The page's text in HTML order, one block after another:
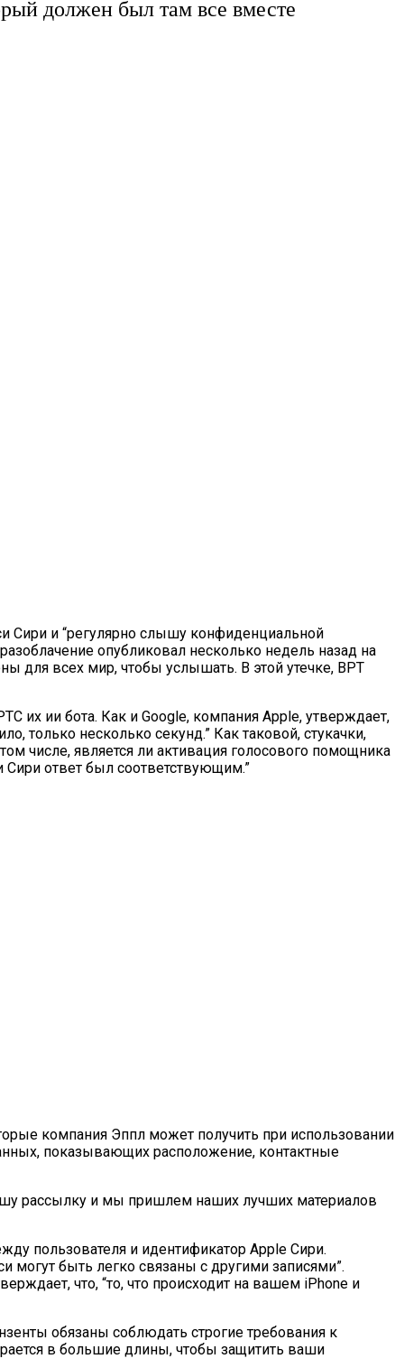
должен был там все вместе
Сири и “регулярно слышу конфиденциальной
опубликовал несколько недель назад на
для всех мир, чтобы услышать. В этой утечке, ВРТ
ии бота. Как и Google, компания Apple, утверждает,
только несколько секунд.” Как таковой, стукачки,
числе, является ли активация голосового помощника
ответ был соответствующим.”
компания Эппл может получить при использовании
показывающих расположение, контактные
рассылку и мы пришлем наших лучших материалов
пользователя и идентификатор Apple Сири.
могут быть легко связаны с другими записями”.
что, “то, что происходит на вашем iPhone и
обязаны соблюдать строгие требования к
в большие длины, чтобы защитить ваши